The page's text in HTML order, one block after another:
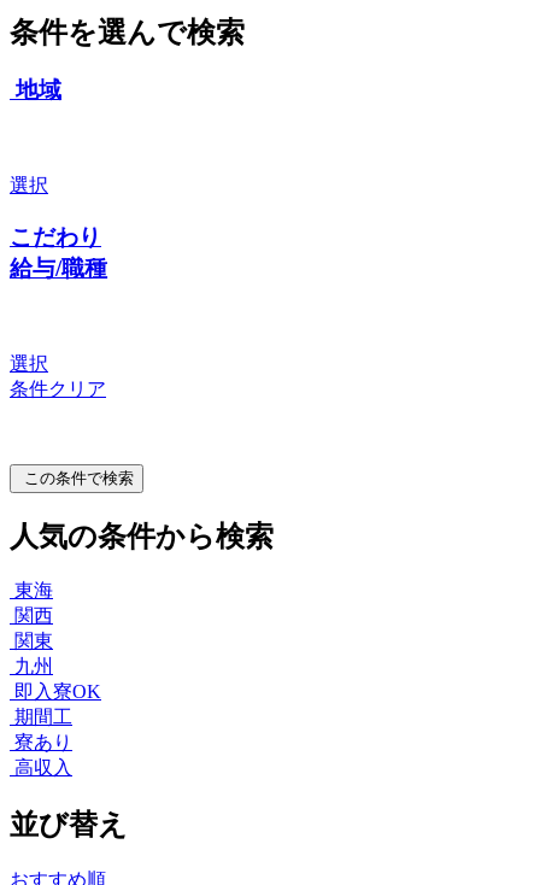
条件を選んで検索
地域
選択
こだわり
給与/職種
選択
条件クリア
この条件で検索
人気の条件から検索
東海
関西
関東
九州
即入寮OK
期間工
寮あり
高収入
並び替え
おすすめ順